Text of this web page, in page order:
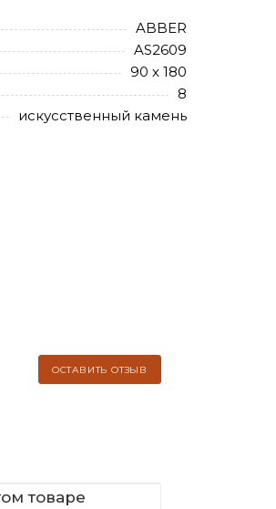
ABBER
AS2609
90 х 180
8
искусственный камень
ОСТАВИТЬ ОТЗЫВ
товаре